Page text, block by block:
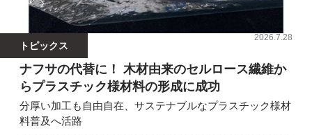
トピックス
2026.7.28
ナフサの代替に！ 木材由来のセルロース繊維か
らプラスチック様材料の形成に成功
分厚い加工も自由自在、サステナブルなプラスチック様材
料普及へ活路